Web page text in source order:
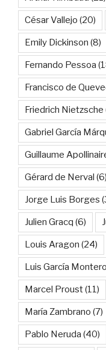
César Vallejo (20)
Emily Dickinson (8)
Fernando Pessoa
Francisco de
Friedrich Nietzsche
Gabriel García
Guillaume
Gérard de Nerval (6)
Jorge Luis Borges
Julien Gracq (6)
Louis Aragon (24)
Luis García Montero
Marcel Proust(11)
María Zambrano (7)
Pablo Neruda (40)